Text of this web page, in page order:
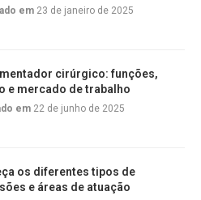
em 23 de janeiro de 2025
cirúrgico: funções,
e mercado de trabalho
em 22 de junho de 2025
os diferentes tipos de
e áreas de atuação